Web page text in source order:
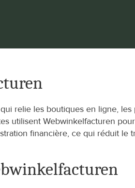
relie les boutiques en ligne,
utilisent Webwinkelfacturen
financière, ce qui réduit le